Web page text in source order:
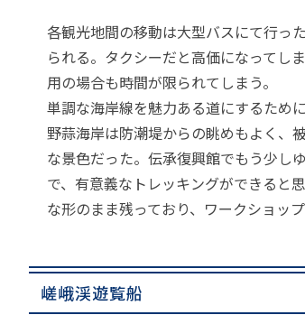
各観光地間の移動は大型バスにて行っ
られる。タクシーだと高価になってし
用の場合も時間が限られてしまう。
単調な海岸線を魅力ある道にするため
野蒜海岸は防潮堤からの眺めもよく、
な景色だった。伝承復興館でもう少し
で、有意義なトレッキングができると
な形のまま残っており、ワークショッ
嵯峨渓遊覧船